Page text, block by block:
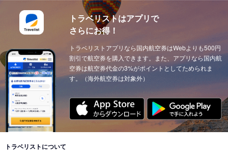
東京 (東京国際空港(羽田))→広州 (中国)
東京 (東京国際空港(羽田))→北京 (中国)
東京 (東京国際空港(羽田)) → サンフランシスコ (アメリカ)
東京 (東京国際空港(羽田))→ニューヨーク (アメリカ)
東京 (東京国際空港(羽田))→クアラルンプール (マレーシア)
東京 (東京国際空港(羽田))→ウィーン (オーストリア)
東京 (東京国際空港(羽田))→バンクーバー (カナダ)
東京 (東京国際空港(羽田)) → シカゴ (アメリカ)
東京 (東京国際空港(羽田))
東京 (東京国際空港(羽田))→ドーハ (カタール)
東京 (成田国際空港) →ドーハ (カタール)
東京 (成田国際空港) →アブダビ (アラブ首長国)
東京 (成田国際空港)→イスタンブール (トルコ)
東京 (成田国際空港)→ウィーン (オーストリア)
東京 (成田国際空港) チューリッヒ (スイス)
東京 (成田国際空港)→カイロ（エジプト） (エジプト)
東京 (成田国際空港) →北京 (中国) 東京 (成田国際空港)→香港 (香港)
東京 (成田国際空港)→デリー (インド)
東京 (東京国際空港(羽田))
トラベリストはアプリで
さらにお得！
トラベリストアプリなら国内航空券はWebよりも500円
割引で航空券を購入できます。また、アプリなら国内航
空券は航空券代金の3%がポイントとしてためられま
す。（海外航空券は対象外）
トラベリストについて